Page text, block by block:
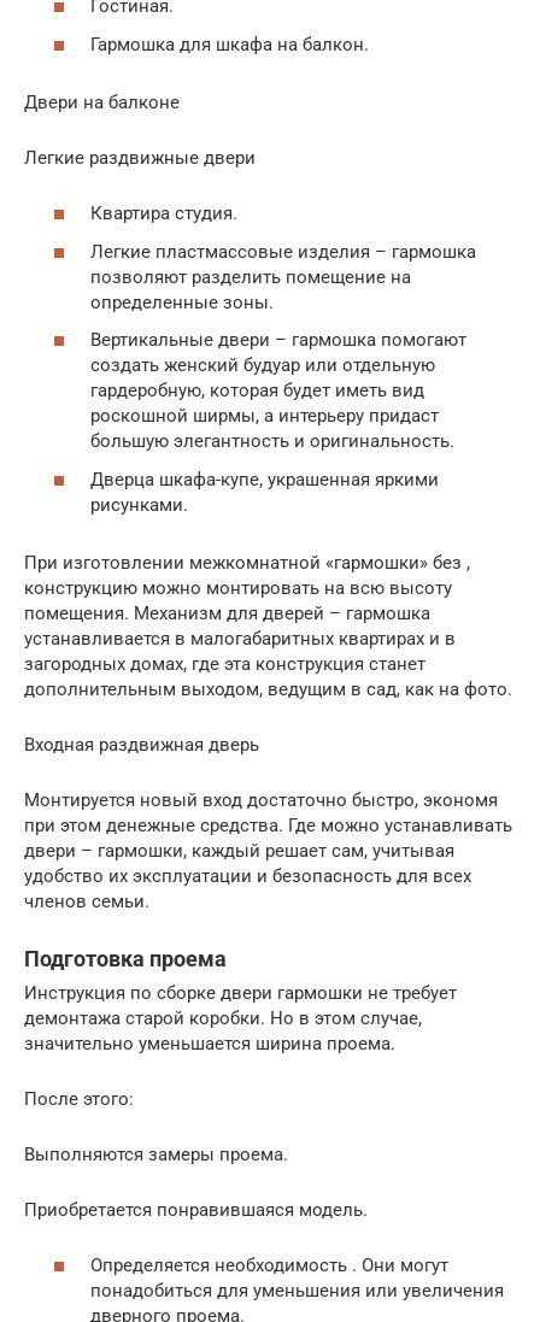
Гостиная.
Гармошка для шкафа на балкон.
Двери на балконе
Легкие раздвижные двери
Квартира студия.
Легкие пластмассовые изделия – гармошка
позволяют разделить помещение на
определенные зоны.
Вертикальные двери – гармошка помогают
создать женский будуар или отдельную
гардеробную, которая будет иметь вид
роскошной ширмы, а интерьеру придаст
большую элегантность и оригинальность.
Дверца шкафа-купе, украшенная яркими
рисунками.
При изготовлении межкомнатной «гармошки» без ,
конструкцию можно монтировать на всю высоту
помещения. Механизм для дверей – гармошка
устанавливается в малогабаритных квартирах и в
загородных домах, где эта конструкция станет
дополнительным выходом, ведущим в сад, как на фото.
Входная раздвижная дверь
Монтируется новый вход достаточно быстро, экономя
при этом денежные средства. Где можно устанавливать
двери – гармошки, каждый решает сам, учитывая
удобство их эксплуатации и безопасность для всех
членов семьи.
Подготовка проема
Инструкция по сборке двери гармошки не требует
демонтажа старой коробки. Но в этом случае,
значительно уменьшается ширина проема.
После этого:
Выполняются замеры проема.
Приобретается понравившаяся модель.
Определяется необходимость . Они могут
понадобиться для уменьшения или увеличения
дверного проема.